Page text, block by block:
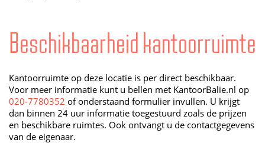
Beschikbaarheid kantoorruimte
Kantoorruimte op deze locatie is per direct beschikbaar.
Voor meer informatie kunt u bellen met KantoorBalie.nl op
020-7780352 of onderstaand formulier invullen. U krijgt
dan binnen 24 uur informatie toegestuurd zoals de prijzen
en beschikbare ruimtes. Ook ontvangt u de contactgegevens
van de eigenaar.